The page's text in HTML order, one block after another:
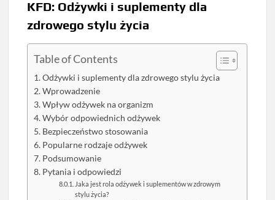
KFD: Odżywki i suplementy dla
zdrowego stylu życia
Table of Contents
Odżywki i suplementy dla zdrowego stylu życia
Wprowadzenie
Wpływ odżywek na organizm
Wybór odpowiednich odżywek
Bezpieczeństwo stosowania
Popularne rodzaje odżywek
Podsumowanie
Pytania i odpowiedzi
Jaka jest rola odżywek i suplementów w zdrowym
stylu życia?